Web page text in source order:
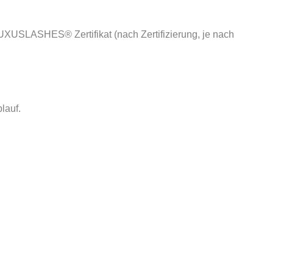
Zertifikat (nach Zertifizierung, je nach